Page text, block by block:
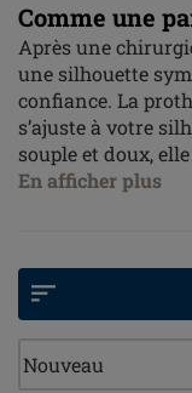
Comme une
Après une
une silhouette
confiance. La
s’ajuste à votre
souple et doux,
votre confiance
sur ce lien
En afficher plus